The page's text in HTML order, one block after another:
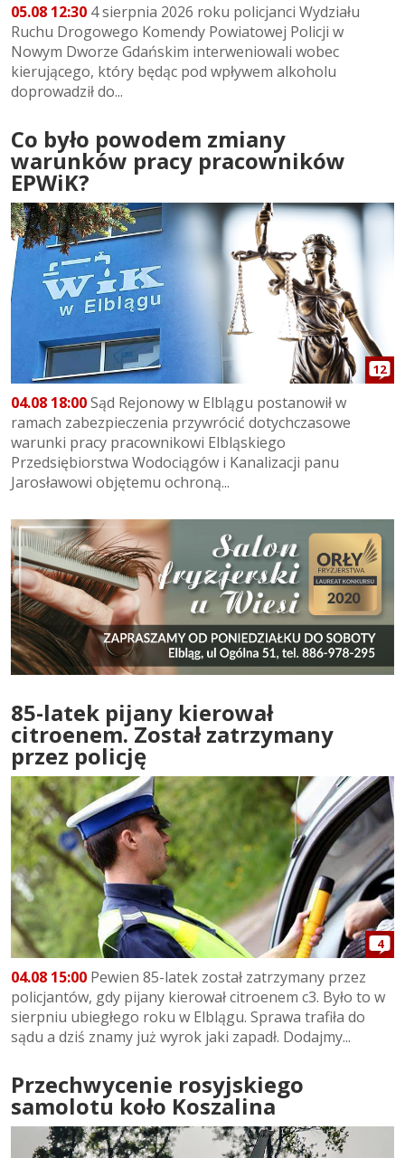
05.08 12:30 4 sierpnia 2026 roku policjanci Wydziału
Ruchu Drogowego Komendy Powiatowej Policji w
Nowym Dworze Gdańskim interweniowali wobec
kierującego, który będąc pod wpływem alkoholu
doprowadził do...
Co było powodem zmiany
warunków pracy pracowników
EPWiK?
12
04.08 18:00Sąd Rejonowy w Elblągu postanowił w
ramach zabezpieczenia przywrócić dotychczasowe
warunki pracy pracownikowi Elbląskiego
Przedsiębiorstwa Wodociągów i Kanalizacji panu
Jarosławowi objętemu ochroną...
85-latek pijany kierował
citroenem. Został zatrzymany
przez policję
4
04.08 15:00 Pewien 85-latek został zatrzymany przez
policjantów, gdy pijany kierował citroenem c3. Było to w
sierpniu ubiegłego roku w Elblągu. Sprawa trafiła do
sądu a dziś znamy już wyrok jaki zapadł. Dodajmy...
Przechwycenie rosyjskiego
samolotu koło Koszalina